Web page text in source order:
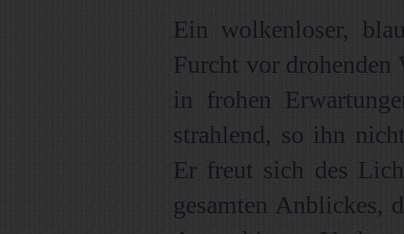
Ein wolkenloser,
Furcht vor
in frohen
strahlend, so ihn
Er freut sich des
gesamten Anblickes,